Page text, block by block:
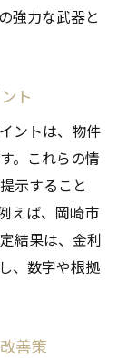
強力な武器と
ト
ントは、物件
。これらの情
示すること
えば、岡崎市
結果は、金利
、数字や根拠
善策